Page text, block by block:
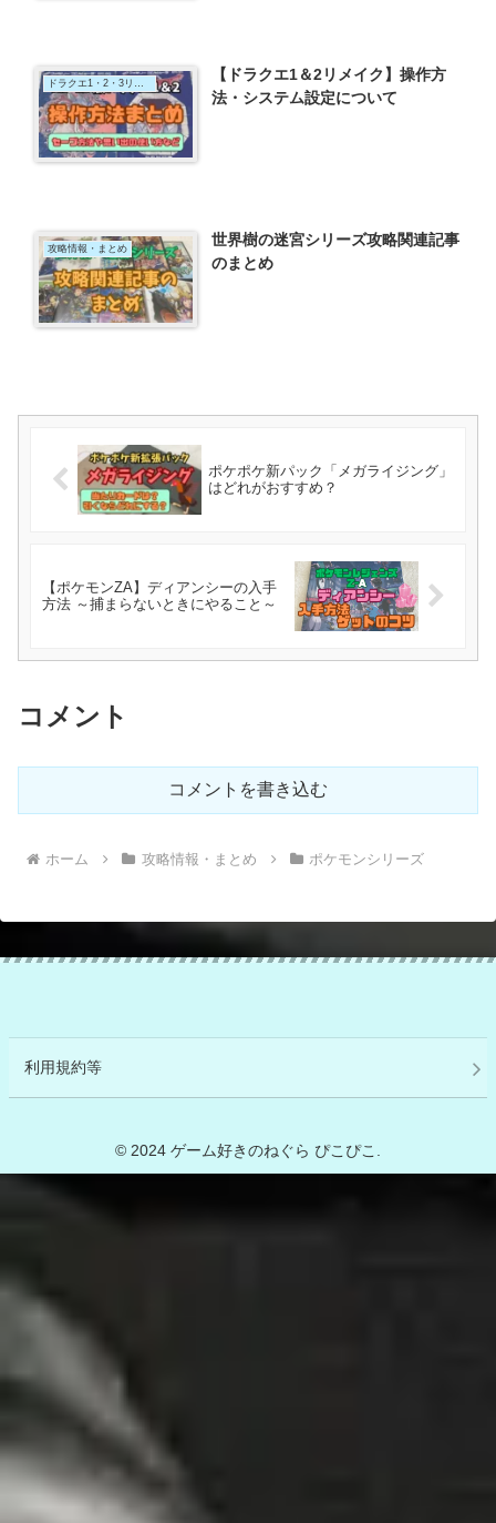
ドラクエ1・2・3リメイク
【ドラクエ1＆2リメイク】操作方
法・システム設定について
攻略情報・まとめ
世界樹の迷宮シリーズ攻略関連記事
のまとめ
ポケポケ新パック「メガライジング」
はどれがおすすめ？
【ポケモンZA】ディアンシーの入手
方法 ～捕まらないときにやること～
コメント
コメントを書き込む
ホーム 攻略情報・まとめ ポケモンシリーズ
利用規約等
© 2024 ゲーム好きのねぐら ぴこぴこ.